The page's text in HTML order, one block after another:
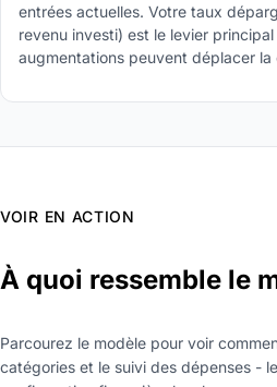
entrées actuelles. Votre taux
revenu investi) est le levier
augmentations peuvent déplacer
VOIR EN ACTION
À quoi ressemble le
Parcourez le modèle pour voir
catégories et le suivi des dépenses -